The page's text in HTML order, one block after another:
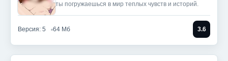
ты погружаешься в мир теплых чувств и историй.
Версия: 5 64 Мб 3.6